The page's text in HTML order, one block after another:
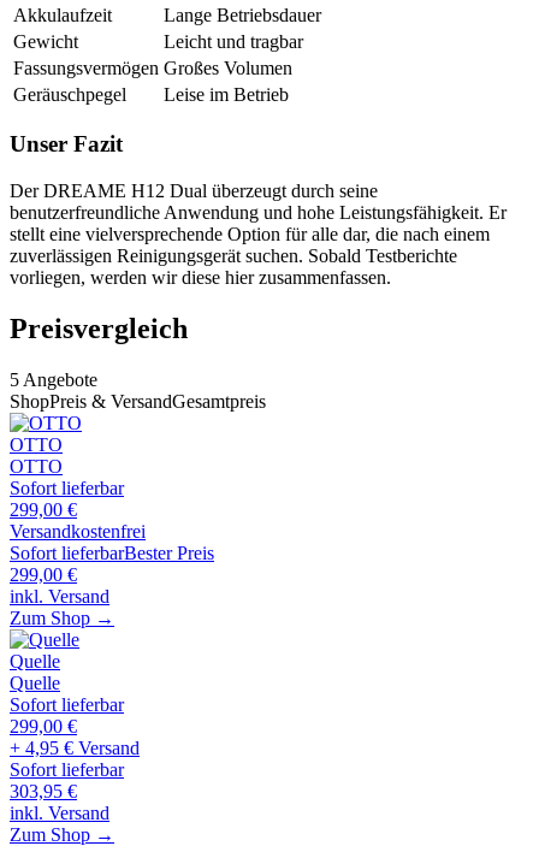
Akkulaufzeit
Lange Betriebsdauer
Gewicht
Leicht und tragbar
Fassungsvermögen Großes Volumen
Geräuschpegel
Leise im Betrieb
Unser Fazit
Der DREAME H12 Dual überzeugt durch seine
benutzerfreundliche Anwendung und hohe Leistungsfähigkeit. Er
stellt eine vielversprechende Option für alle dar, die nach einem
zuverlässigen Reinigungsgerät suchen. Sobald Testberichte
vorliegen, werden wir diese hier zusammenfassen.
Preisvergleich
5 Angebote
ShopPreis & VersandGesamtpreis
OTTO
OTTO
Sofort lieferbar
299,00 €
Versandkostenfrei
Sofort lieferbarBester Preis
299,00 €
inkl. Versand
Zum Shop →
Quelle
Quelle
Sofort lieferbar
299,00 €
+ 4,95 € Versand
Sofort lieferbar
303,95 €
inkl. Versand
Zum Shop →